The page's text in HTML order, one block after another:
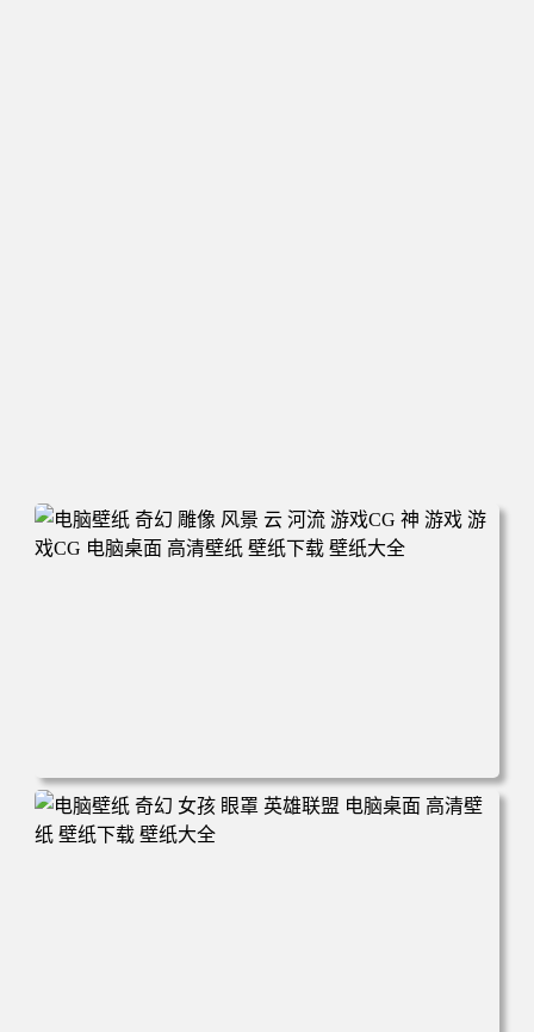
电脑壁纸 奇幻 雕像 风景 云 河流 游戏CG 神 游戏 游戏CG
电脑桌面 高清壁纸 壁纸下载 壁纸大全